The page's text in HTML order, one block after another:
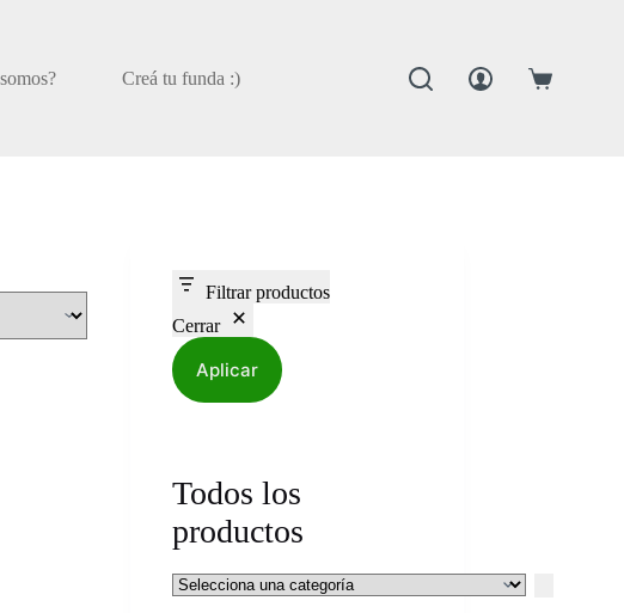
Creá tu funda :)
Carro
Filtrar productos
Cerrar
Aplicar
Todos los
productos
Selecciona
una